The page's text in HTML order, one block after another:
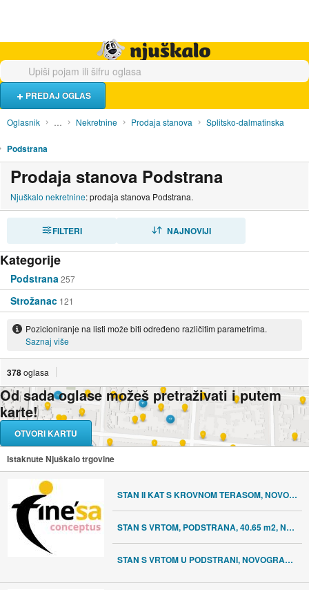
PREDAJ OGLAS
Oglasnik … Nekretnine Prodaja stanova Splitsko-dalmatinska
Podstrana
Prodaja stanova Podstrana
Njuškalo nekretnine: prodaja stanova Podstrana.
FILTERI NAJNOVIJI
Kategorije
Podstrana 257
Strožanac 121
Pozicioniranje na listi može biti određeno različitim parametrima.
Saznaj više
378oglasa
Od sada oglase možeš pretraživati i putem
karte!
OTVORI KARTU
Istaknute Njuškalo trgovine
STAN II KAT S KROVNOM TERASOM, NOVOGRADNJA, MOGUĆNOST KREDITA!
STAN S VRTOM, PODSTRANA, 40.65 m2, NOVOGRADNJA, MOGUĆNOST KREDITA!
STAN S VRTOM U PODSTRANI, NOVOGRADNJA, MOGUĆI KREDIT!!!